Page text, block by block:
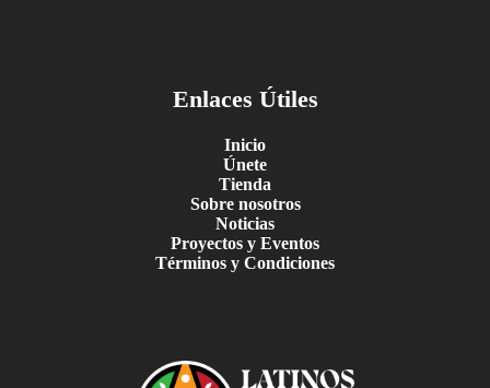
Enlaces Útiles
Inicio
Únete
Tienda
Sobre nosotros
Noticias
Proyectos y Eventos
Términos y Condiciones